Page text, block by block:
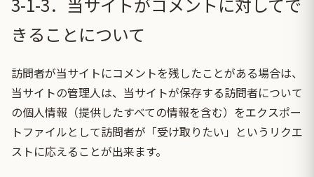
きることについて
訪問者が当サイトにコメントを残したことがある場合は、
当サイトの管理人は、当サイトが保存する訪問者について
の個人情報（提供したすべての情報を含む）をエクスポー
トファイルとして訪問者が「受け取りたい」というリクエ
ストに応えることが出来ます。